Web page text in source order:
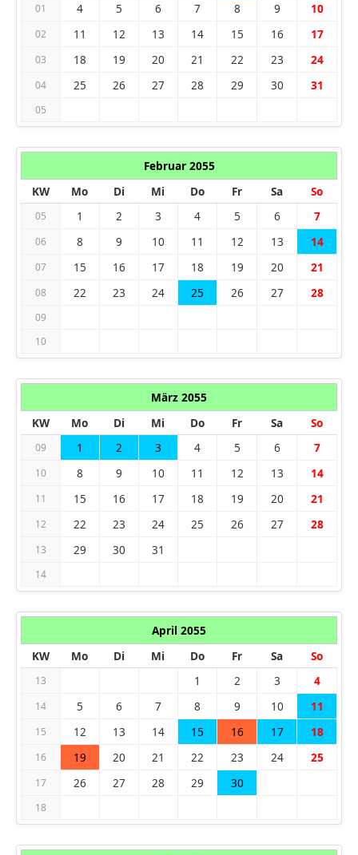
01 4 5 6 7 8 9 10
02 11 12 13 14 15 16 17
03 18 19 20 21 22 23 24
04 25 26 27 28 29 30 31
05
Februar 2055
KW
Mo Di Mi Do Fr Sa So
05 1 2 3 4 5 6 7
06 8 9 10 11 12 13 14
07 15 16 17 18 19 20 21
08 22 23 24 25 26 27 28
09
10
März 2055
KW
Mo Di Mi Do Fr Sa So
09 1 2 3 4 5 6 7
10 8 9 10 11 12 13 14
11 15 16 17 18 19 20 21
12 22 23 24 25 26 27 28
13 29 30 31
14
April 2055
KW
Mo Di Mi Do Fr Sa So
13 1 2 3 4
14 5 6 7 8 9 10 11
15 12 13 14 15 16 17 18
16 19 20 21 22 23 24 25
17 26 27 28 29 30
18